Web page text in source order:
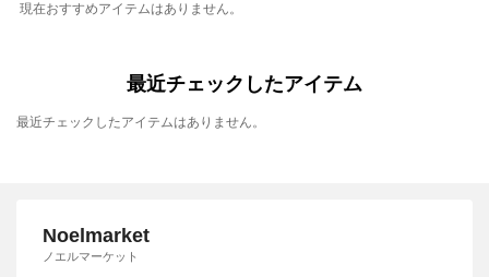
現在おすすめアイテムはありません。
最近チェックしたアイテム
最近チェックしたアイテムはありません。
Noelmarket
ノエルマーケット